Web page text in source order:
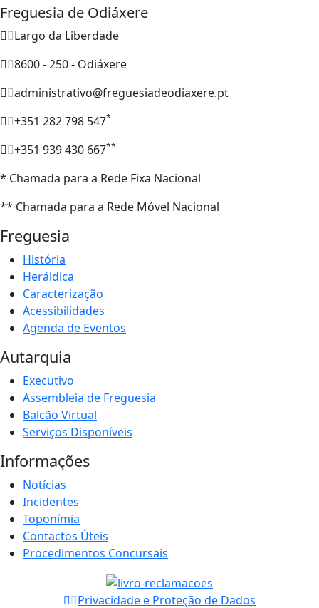
Freguesia de Odiáxere
Largo da Liberdade
8600 - 250 - Odiáxere
administrativo@freguesiadeodiaxere.pt
+351 282 798 547*
+351 939 430 667**
* Chamada para a Rede Fixa Nacional
** Chamada para a Rede Móvel Nacional
Freguesia
História
Heráldica
Caracterização
Acessibilidades
Agenda de Eventos
Autarquia
Executivo
Assembleia de Freguesia
Balcão Virtual
Serviços Disponíveis
Informações
Notícias
Incidentes
Toponímia
Contactos Úteis
Procedimentos Concursais
Privacidade e Proteção de Dados